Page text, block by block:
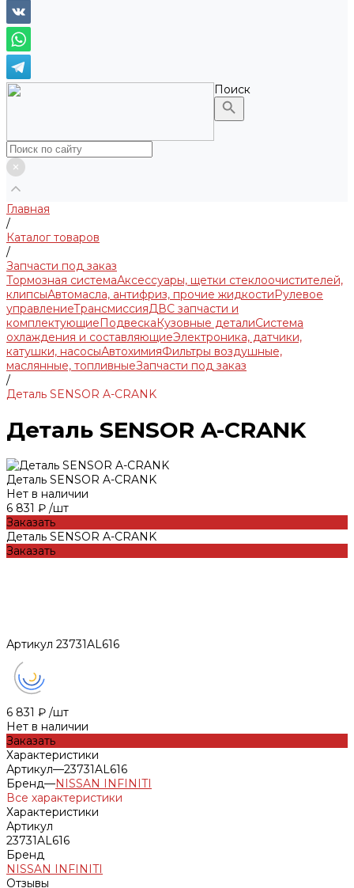
Поиск
Главная
/
Каталог товаров
/
Запчасти под заказ
Тормозная системаАксессуары, щетки стеклоочистителей,
клипсыАвтомасла, антифриз, прочие жидкостиРулевое
управлениеТрансмиссияДВС запчасти и
комплектующиеПодвескаКузовные деталиСистема
охлаждения и составляющиеЭлектроника, датчики,
катушки, насосыАвтохимияФильтры воздушные,
маслянные, топливныеЗапчасти под заказ
/
Деталь SENSOR A-CRANK
Деталь SENSOR A-CRANK
Деталь SENSOR A-CRANK
Нет в наличии
6 831 ₽ /шт
Заказать
Деталь SENSOR A-CRANK
Заказать
Артикул 23731AL616
6 831 ₽ /шт
Нет в наличии
Заказать
Характеристики
Артикул—23731AL616
Бренд—NISSAN INFINITI
Все характеристики
Характеристики
Артикул
23731AL616
Бренд
NISSAN INFINITI
Отзывы